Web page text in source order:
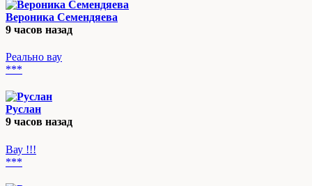
Вероника Семендяева
9 часов назад
Реально вау
***
Руслан
9 часов назад
Вау !!!
***